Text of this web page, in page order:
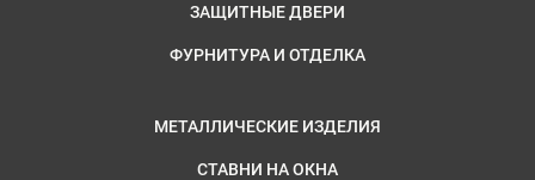
ЗАЩИТНЫЕ ДВЕРИ
ФУРНИТУРА И ОТДЕЛКА
МЕТАЛЛИЧЕСКИЕ ИЗДЕЛИЯ
СТАВНИ НА ОКНА